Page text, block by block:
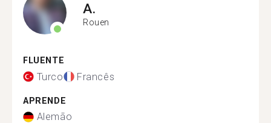
A.
Rouen
FLUENTE
Turco Francês
APRENDE
Alemão